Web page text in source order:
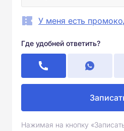
У меня есть
Где удобней ответить?
Нажимая на кнопку